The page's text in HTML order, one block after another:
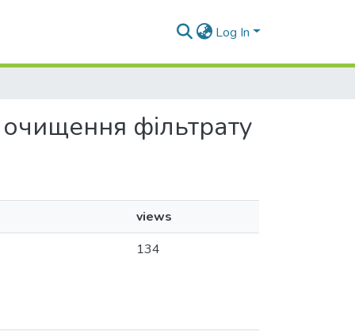
Log In
очищення фільтрату
views
134